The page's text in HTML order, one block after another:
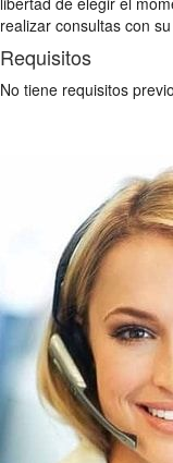
realizar consultas con
Requisitos
No tiene requisitos